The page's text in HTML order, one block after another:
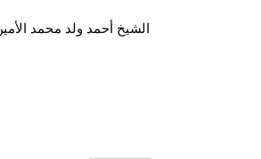
الشيخ أحمد ولد محمد الأمين ولد اعمر